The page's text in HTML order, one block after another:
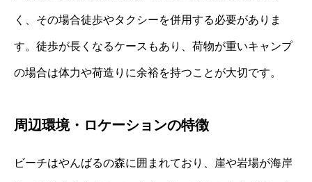
く、その場合徒歩やタクシーを併用する必要がありま
す。徒歩が長くなるケースもあり、荷物が重いキャンプ
の場合は体力や荷造りに余裕を持つことが大切です。
周辺環境・ロケーションの特徴
ビーチはやんばるの森に囲まれており、崖や岩場が海岸